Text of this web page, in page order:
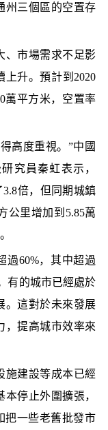
州三個區的空置存
市場需求不足影
升。預計到2020
萬平方米，空置率
高度重視。”中國
究員秦虹表示，
3.8倍，但同期城鎮
公里增加到5.85萬
60%，其中超過
有的城市已經處於
。這對於未來發展
，提高城市效率來
建設等成本已經
停止外圍擴張，
把一些老舊批發市